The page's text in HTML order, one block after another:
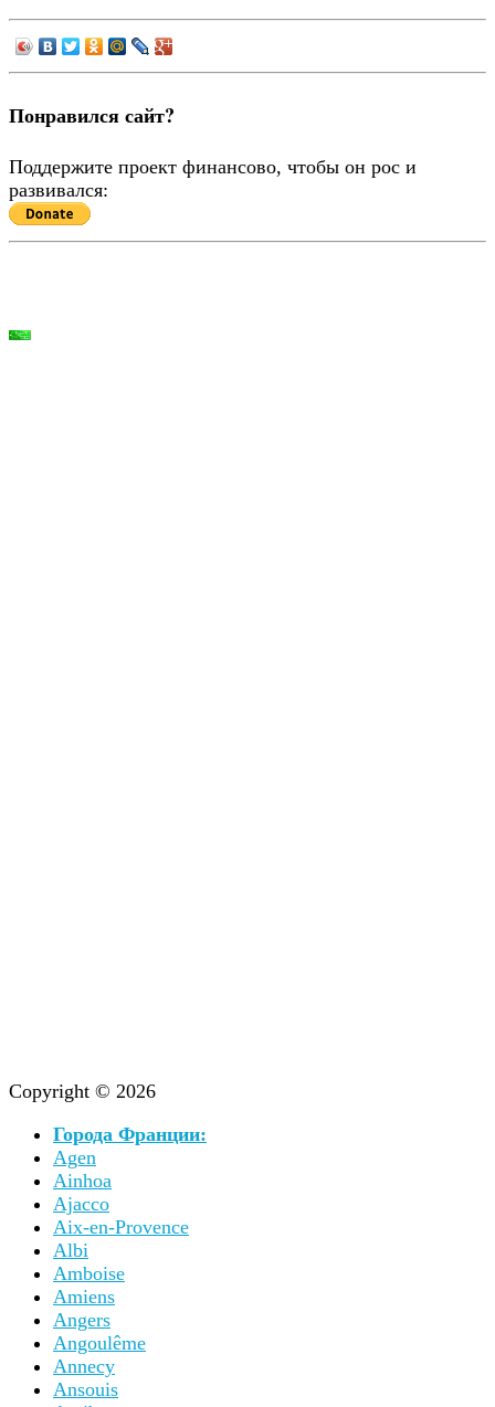
Понравился сайт?
Поддержите проект финансово, чтобы он рос и
развивался:
Copyright © 2026
Города Франции:
Agen
Ainhoa
Ajacco
Aix-en-Provence
Albi
Amboise
Amiens
Angers
Angoulême
Annecy
Ansouis